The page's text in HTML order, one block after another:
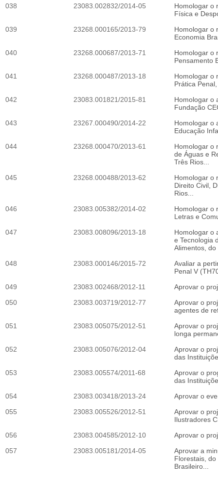
038
23083.002832/2014-05
Homologar o
Física e
039
23268.000165/2013-79
Homologar o
Economia
040
23268.000687/2013-71
Homologar o
Pensamento
041
23268.000487/2013-18
Homologar o
Prática
042
23083.001821/2015-81
Homologar o
Fundação
043
23267.000490/2014-22
Homologar o
Educação
044
23268.000470/2013-61
Homologar o
de Águas e
Três Rios...
045
23268.000488/2013-62
Homologar o
Direito Civil,
Rios...
046
23083.005382/2014-02
Homologar o
Letras e
047
23083.008096/2013-18
Homologar o
e Tecnologia
Alimentos,
048
23083.000146/2015-72
Avaliar a
Penal V
049
23083.002468/2012-11
Aprovar o
050
23083.003719/2012-77
Aprovar o
agentes de
051
23083.005075/2012-51
Aprovar o
longa
052
23083.005076/2012-04
Aprovar o
das
053
23083.005574/2011-68
Aprovar o
das
054
23083.003418/2013-24
Aprovar o
055
23083.005526/2012-51
Aprovar o
Ilustradores
056
23083.004585/2012-10
Aprovar o
057
23083.005181/2014-05
Aprovar a
Florestais,
Brasileiro...